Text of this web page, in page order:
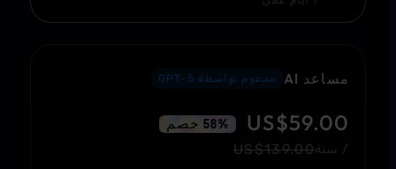
مساعد AI مدعوم بواسطة GPT-5
US$59.00 58% خصم
/ سنة US$139.00